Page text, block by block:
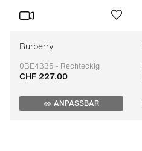
Burberry
0BE4335 - Rechteckig
Anpassbar
CHF 227.00
ANPASSBAR